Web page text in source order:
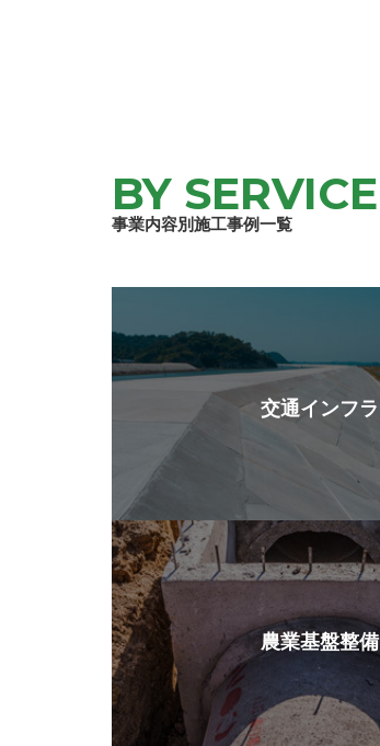
BY SERVICE
事業内容別施工事例一覧
交通インフラ
農業基盤整備